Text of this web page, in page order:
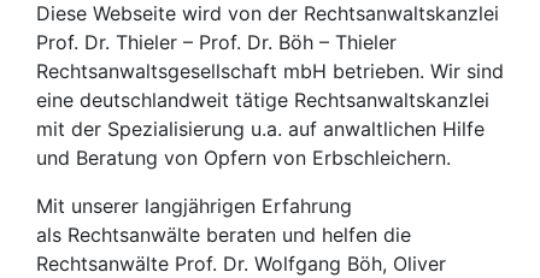
Diese Webseite wird von der Rechtsanwaltskanzlei
Prof. Dr. Thieler – Prof. Dr. Böh – Thieler
Rechtsanwaltsgesellschaft mbH betrieben. Wir sind
eine deutschlandweit tätige Rechtsanwaltskanzlei
mit der Spezialisierung u.a. auf anwaltlichen Hilfe
und Beratung von Opfern von Erbschleichern.
Mit unserer langjährigen Erfahrung
als Rechtsanwälte beraten und helfen die
Rechtsanwälte Prof. Dr. Wolfgang Böh, Oliver